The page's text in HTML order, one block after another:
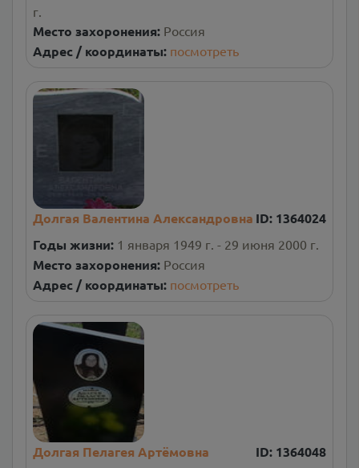
г.
Место захоронения: Россия
Адрес / координаты: посмотреть
Долгая Валентина Александровна ID: 1364024
Годы жизни: 1 января 1949 г. - 29 июня 2000 г.
Место захоронения: Россия
Адрес / координаты: посмотреть
Долгая Пелагея Артёмовна ID: 1364048